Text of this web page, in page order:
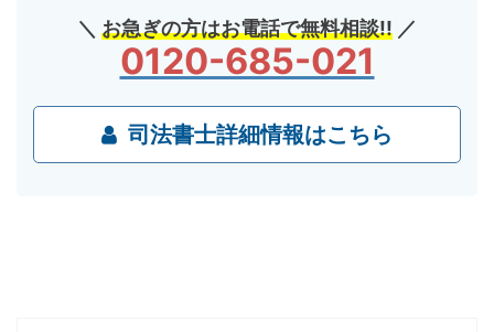
＼ お急ぎの方はお電話で無料相談!! ／
0120-685-021
司法書士詳細情報はこちら